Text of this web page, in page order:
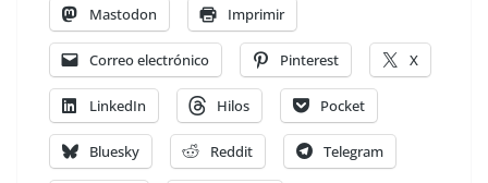
Mastodon Imprimir
Correo electrónico Pinterest X
LinkedIn Hilos Pocket
Bluesky Reddit Telegram